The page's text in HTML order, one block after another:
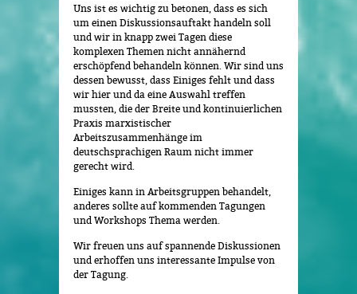
Uns ist es wichtig zu betonen, dass es sich
um einen Diskussionsauftakt handeln soll
und wir in knapp zwei Tagen diese
komplexen Themen nicht annähernd
erschöpfend behandeln können. Wir sind uns
dessen bewusst, dass Einiges fehlt und dass
wir hier und da eine Auswahl treffen
mussten, die der Breite und kontinuierlichen
Praxis marxistischer
Arbeitszusammenhänge im
deutschsprachigen Raum nicht immer
gerecht wird.
Einiges kann in Arbeitsgruppen behandelt,
anderes sollte auf kommenden Tagungen
und Workshops Thema werden.
Wir freuen uns auf spannende Diskussionen
und erhoffen uns interessante Impulse von
der Tagung.